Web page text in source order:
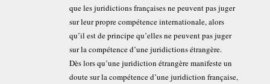
que les juridictions françaises ne peuvent pas juger
sur leur propre compétence internationale, alors
qu’il est de principe qu’elles ne peuvent pas juger
sur la compétence d’une juridictions étrangère.
Dès lors qu’une juridiction étrangère manifeste un
doute sur la compétence d’une juridiction française,